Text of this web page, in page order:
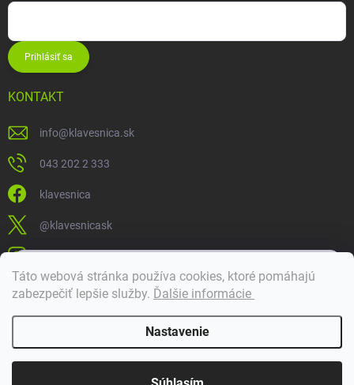
Táto webová stránka používa cookies, ktoré pomáhajú
zabezpečiť lepšie služby. Ďalšie informácie
Nastavenie
Prihlásiť sa
KONTAKT
info@klavesnica.sk
043 202 2 333
klavesnica
@klavesnicask
klavesnica_sk
Doprava a platba
Klávesnica . Všetky práva vyhradené.
Dobrý deň! 👋 Pomôžem vám nájsť správny diel. Napíšte mi.